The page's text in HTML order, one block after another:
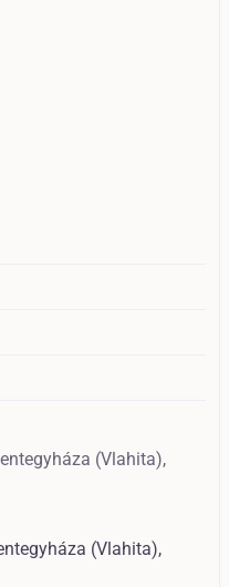
(Vlahita),
(Vlahita),